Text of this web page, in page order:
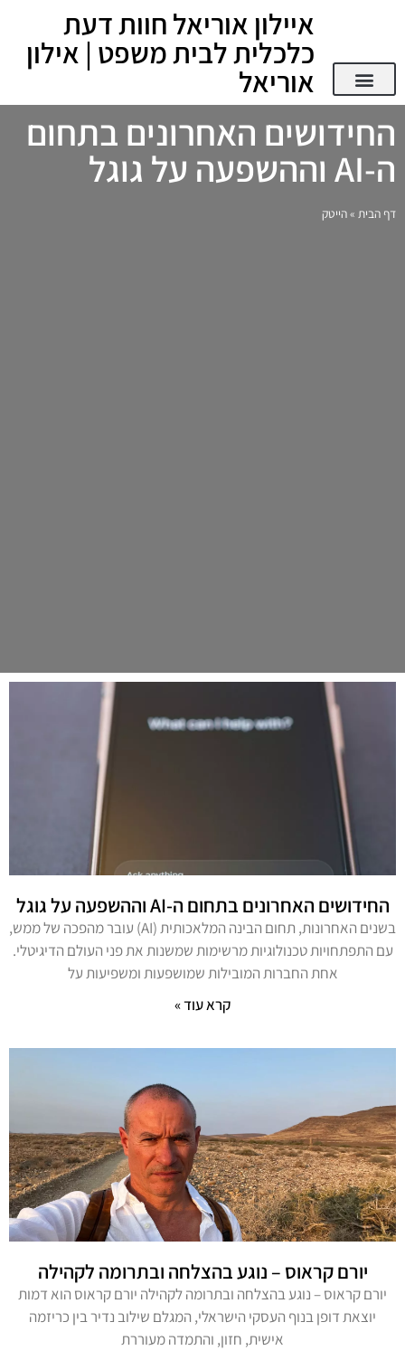
איילון אוריאל חוות דעת
כלכלית לבית משפט | אילון
אוריאל
החידושים האחרונים בתחום
ה-AI וההשפעה על גוגל
דף הבית »הייטק
החידושים האחרונים בתחום ה-AI וההשפעה על גוגל
בשנים האחרונות, תחום הבינה המלאכותית (AI) עובר מהפכה של ממש,
עם התפתחויות טכנולוגיות מרשימות שמשנות את פני העולם הדיגיטלי.
אחת החברות המובילות שמושפעות ומשפיעות על
קרא עוד »
יורם קראוס – נוגע בהצלחה ובתרומה לקהילה
יורם קראוס – נוגע בהצלחה ובתרומה לקהילה יורם קראוס הוא דמות
יוצאת דופן בנוף העסקי הישראלי, המגלם שילוב נדיר בין כריזמה
אישית, חזון, והתמדה מעוררת